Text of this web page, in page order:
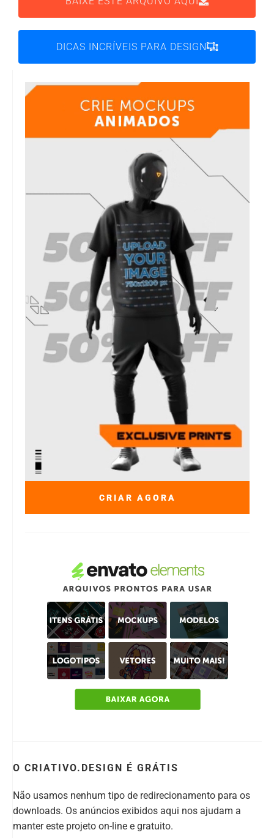
DICAS INCRÍVEIS PARA DESIGN
CRIAR AGORA
O CRIATIVO.DESIGN É GRÁTIS
Não usamos nenhum tipo de redirecionamento para os
downloads. Os anúncios exibidos aqui nos ajudam a
manter este projeto on-line e gratuito.